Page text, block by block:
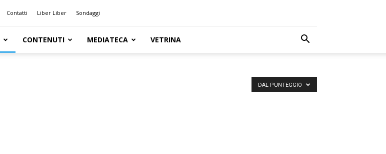
Contatti Liber Liber Sondaggi
CONTENUTI MEDIATECA VETRINA
DAL PUNTEGGIO